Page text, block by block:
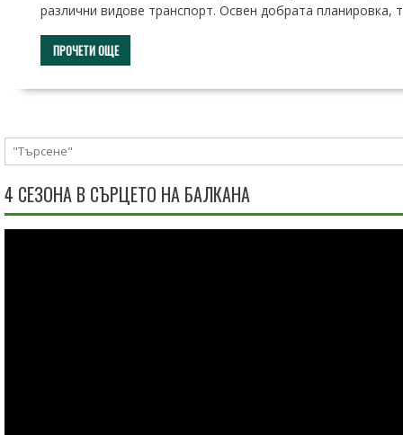
различни видове транспорт. Освен добрата планировка,
ПРОЧЕТИ ОЩЕ
4 СЕЗОНА В СЪРЦЕТО НА БАЛКАНА